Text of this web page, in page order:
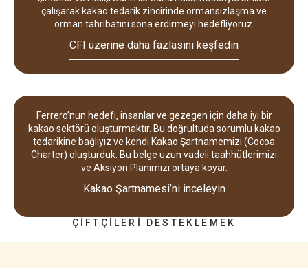
çalışarak kakao tedarik zincirinde ormansızlaşma ve
orman tahribatını sona erdirmeyi hedefliyoruz.
CFI üzerine daha fazlasını keşfedin
Ferrero’nun hedefi, insanlar ve gezegen için daha iyi bir
kakao sektörü oluşturmaktır. Bu doğrultuda sorumlu kakao
tedarikine bağlıyız ve kendi Kakao Şartnamemizi (Cocoa
Charter) oluşturduk. Bu belge uzun vadeli taahhütlerimizi
ve Aksiyon Planımızı ortaya koyar.
Kakao Şartnamesi’ni inceleyin
ÇİFTÇİLERİ DESTEKLEMEK